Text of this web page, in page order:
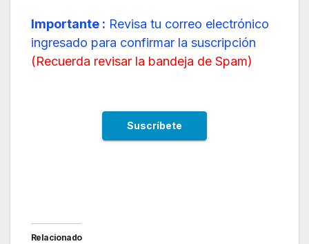
Importante : Revisa tu correo electrónico
ingresado para confirmar la suscripción
(Recuerda revisar la bandeja de Spam)
Relacionado